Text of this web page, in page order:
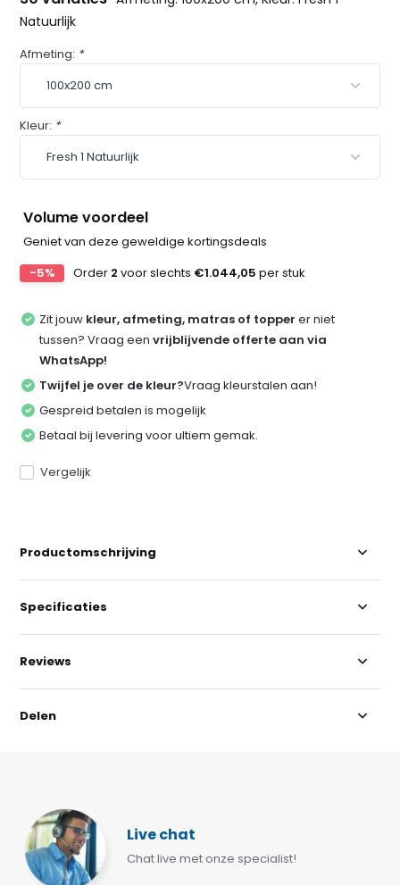
Natuurlijk
Afmeting: *
Kleur: *
Volume voordeel
Geniet van deze geweldige kortingsdeals
-5%
Order 2 voor slechts €1.044,05 per stuk
Zit jouw kleur, afmeting, matras of topper er niet
tussen? Vraag eenvrijblijvende offerte aan via
WhatsApp!
Twijfel je over de kleur?Vraag kleurstalen aan!
Gespreid betalen is mogelijk
Betaal bij levering voor ultiem gemak.
Vergelijk
Productomschrijving
Specificaties
Reviews
Delen
Live chat
Chat live met onze specialist!